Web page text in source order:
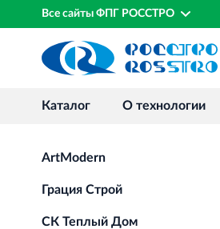
Все сайты ФПГ РОССТРО
Каталог О технологии
ArtModern
Грация Строй
СК Теплый Дом